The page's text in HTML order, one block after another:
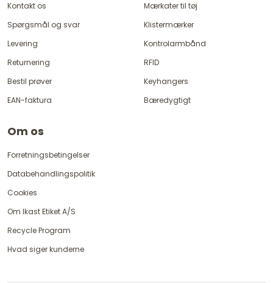
Kontakt os
Spørgsmål og svar
Levering
Returnering
Bestil prøver
EAN-faktura
Mærkater til tøj
Klistermærker
Kontrolarmbånd
RFID
Keyhangers
Bæredygtigt
Om os
Forretningsbetingelser
Databehandlingspolitik
Cookies
Om Ikast Etiket A/S
Recycle Program
Hvad siger kunderne